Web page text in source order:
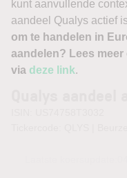
kunt aanvullende
aandeel Qualys actief
om te handelen in
aandelen? Lees
via deze link.